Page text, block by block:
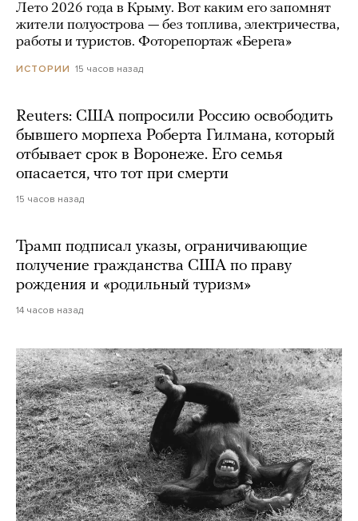
Лето 2026 года в Крыму. Вот каким его запомнят
жители полуострова — без топлива, электричества,
работы и туристов. Фоторепортаж «Берега»
ИСТОРИИ 15 часов назад
Reuters: США попросили Россию освободить
бывшего морпеха Роберта Гилмана, который
отбывает срок в Воронеже. Его семья
опасается, что тот при смерти
15 часов назад
Трамп подписал указы, ограничивающие
получение гражданства США по праву
рождения и «родильный туризм»
14 часов назад